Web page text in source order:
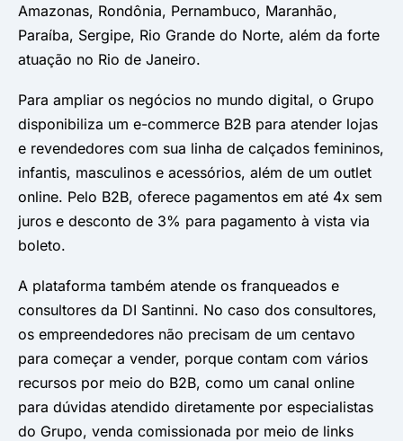
Amazonas, Rondônia, Pernambuco, Maranhão,
Paraíba, Sergipe, Rio Grande do Norte, além da forte
atuação no Rio de Janeiro.
Para ampliar os negócios no mundo digital, o Grupo
disponibiliza um e-commerce B2B para atender lojas
e revendedores com sua linha de calçados femininos,
infantis, masculinos e acessórios, além de um outlet
online. Pelo B2B, oferece pagamentos em até 4x sem
juros e desconto de 3% para pagamento à vista via
boleto.
A plataforma também atende os franqueados e
consultores da DI Santinni. No caso dos consultores,
os empreendedores não precisam de um centavo
para começar a vender, porque contam com vários
recursos por meio do B2B, como um canal online
para dúvidas atendido diretamente por especialistas
do Grupo, venda comissionada por meio de links